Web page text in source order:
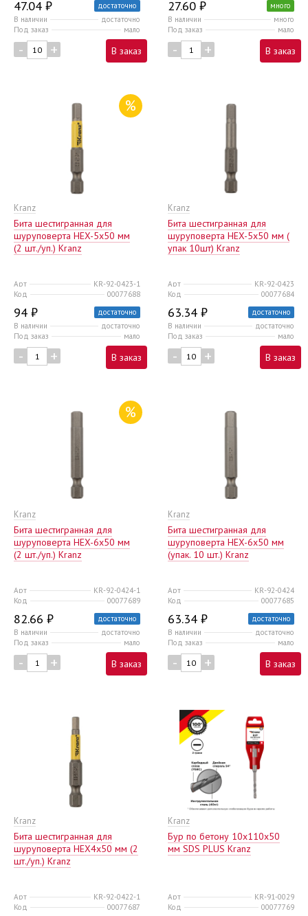
47.04 ₽
достаточно
В наличии
достаточно
Под заказ
мало
- + В заказ
27.60 ₽
много
В наличии
много
Под заказ
мало
- + В заказ
%
Kranz
Бита шестигранная для
шуруповерта HEX-5х50 мм
(2 шт./уп.) Kranz
Арт
KR-92-0423-1
Код
00077688
94 ₽
достаточно
В наличии
достаточно
Под заказ
мало
- + В заказ
Kranz
Бита шестигранная для
шуруповерта HEX-5х50 мм (
упак 10шт) Kranz
Арт
KR-92-0423
Код
00077684
63.34 ₽
достаточно
В наличии
достаточно
Под заказ
мало
- + В заказ
%
Kranz
Бита шестигранная для
шуруповерта HEX-6х50 мм
(2 шт./уп.) Kranz
Арт
KR-92-0424-1
Код
00077689
82.66 ₽
достаточно
В наличии
достаточно
Под заказ
мало
- + В заказ
Kranz
Бита шестигранная для
шуруповерта HEX-6х50 мм
(упак. 10 шт.) Kranz
Арт
KR-92-0424
Код
00077685
63.34 ₽
достаточно
В наличии
достаточно
Под заказ
мало
- + В заказ
Kranz
Бита шестигранная для
шуруповерта HEX4х50 мм (2
шт./уп.) Kranz
Арт
KR-92-0422-1
Код
00077687
Kranz
Бур по бетону 10x110x50
мм SDS PLUS Kranz
Арт
KR-91-0029
Код
00077769